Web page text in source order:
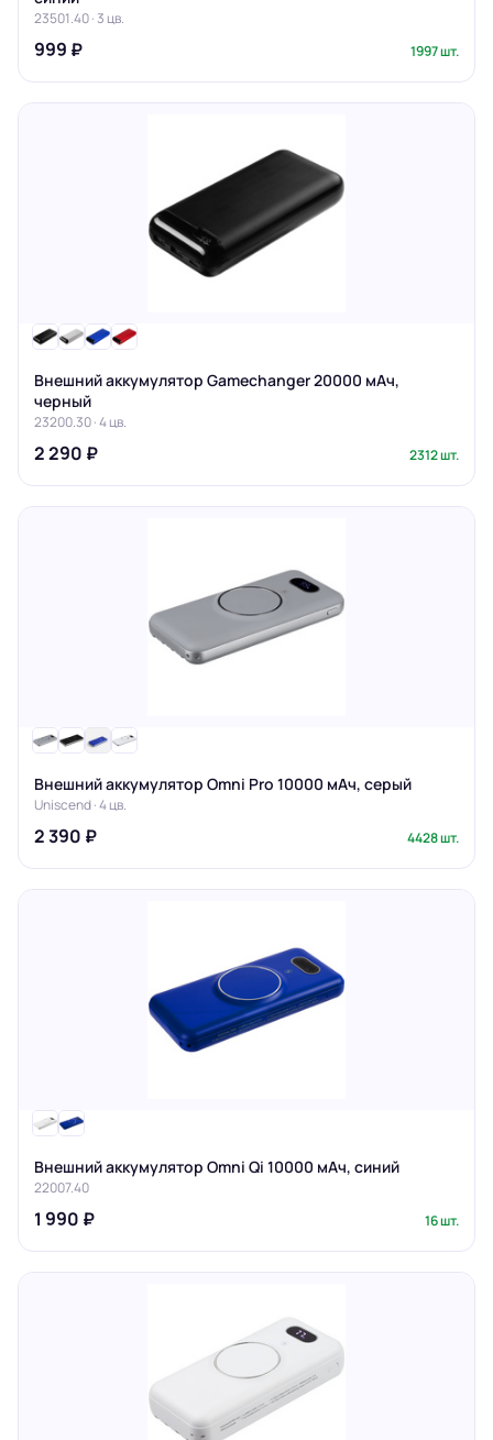
23501.40 · 3 цв.
999 ₽ 1997 шт.
Внешний аккумулятор Gamechanger 20000 мАч,
черный
23200.30 · 4 цв.
2 290 ₽ 2312 шт.
Внешний аккумулятор Omni Pro 10000 мАч, серый
Uniscend · 4 цв.
2 390 ₽ 4428 шт.
Внешний аккумулятор Omni Qi 10000 мАч, синий
22007.40
1 990 ₽ 16 шт.